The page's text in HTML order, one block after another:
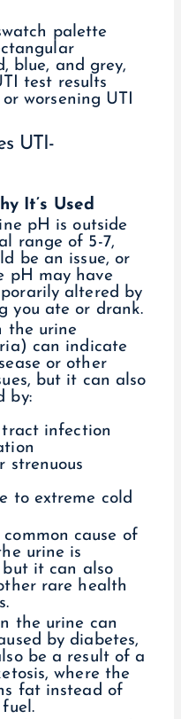
UTI-
It’s Used
pH is outside
range of 5-7,
be an issue, or
pH may have
altered by
you ate or drank.
the urine
can indicate
or other
but it can also
by:
infection
strenuous
to extreme cold
common cause of
urine is
but it can also
rare health
the urine can
by diabetes,
be a result of a
where the
fat instead of